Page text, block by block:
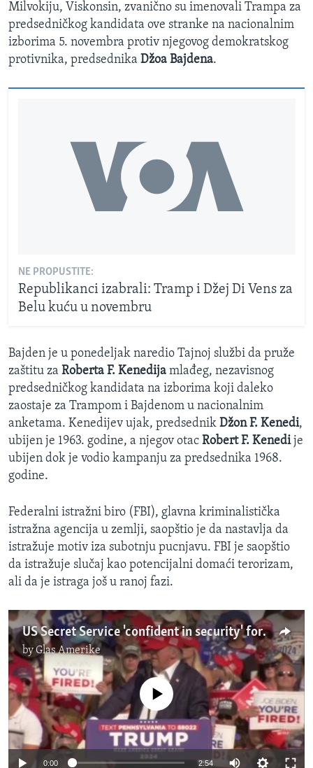
Milvokiju, Viskonsin, zvanično su imenovali Trampa za
predsedničkog kandidata ove stranke na nacionalnim
izborima 5. novembra protiv njegovog demokratskog
protivnika, predsednika Džoa Bajdena.
NE PROPUSTITE:
Republikanci izabrali: Tramp i Džej Di Vens za
Belu kuću u novembru
Bajden je u ponedeljak naredio Tajnoj službi da pruže
zaštitu za Roberta F. Kenedija mlađeg, nezavisnog
predsedničkog kandidata na izborima koji daleko
zaostaje za Trampom i Bajdenom u nacionalnim
anketama. Kenedijev ujak, predsednik Džon F. Kenedi,
ubijen je 1963. godine, a njegov otac Robert F. Kenedije
ubijen dok je vodio kampanju za predsednika 1968.
godine.
Federalni istražni biro (FBI), glavna kriminalistička
istražna agencija u zemlji, saopštio je da nastavlja da
istražuje motiv iza subotnju pucnjavu. FBI je saopštio
da istražuje slučaj kao potencijalni domaći terorizam,
ali da je istraga još u ranoj fazi.
US Secret Service 'confident in security' for RNC
byGlas Amerike
No media source currently available
0:00 2:54